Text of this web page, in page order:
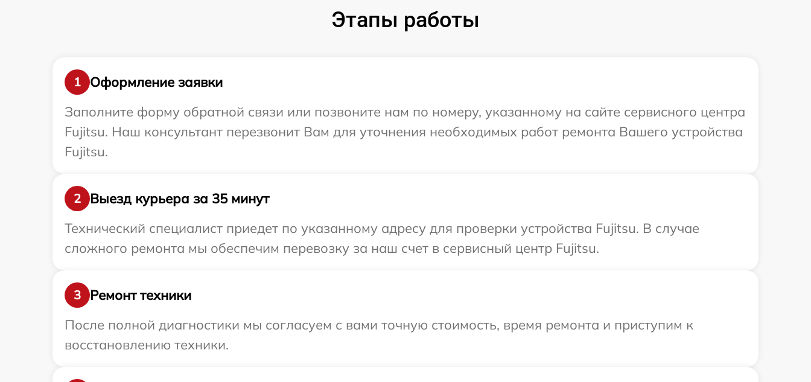
Этапы работы
1
Оформление заявки
Заполните форму обратной связи или позвоните нам по номеру, указанному на сайте сервисного центра
Fujitsu. Наш консультант перезвонит Вам для уточнения необходимых работ ремонта Вашего устройства
Fujitsu.
2
Выезд курьера за 35 минут
Технический специалист приедет по указанному адресу для проверки устройства Fujitsu. В случае
сложного ремонта мы обеспечим перевозку за наш счет в сервисный центр Fujitsu.
3
Ремонт техники
После полной диагностики мы согласуем с вами точную стоимость, время ремонта и приступим к
восстановлению техники.